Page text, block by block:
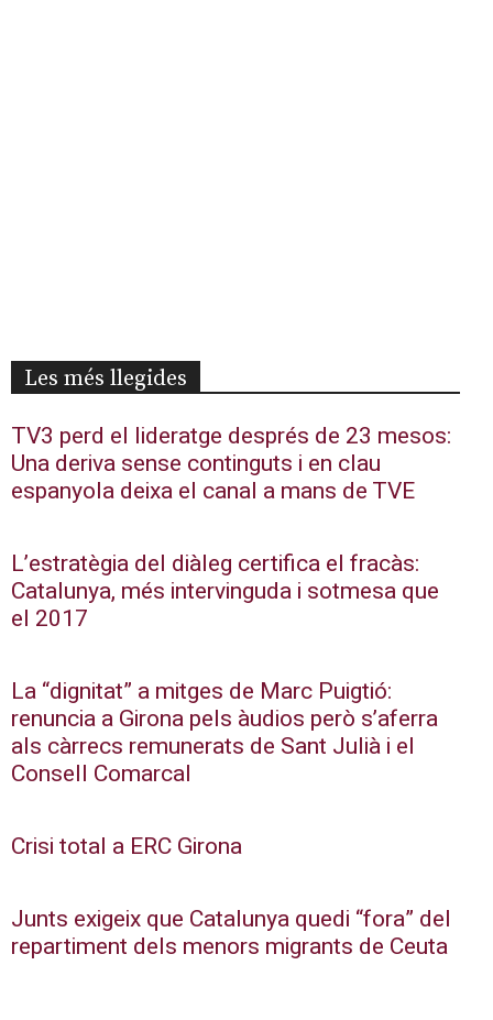
Les més llegides
TV3 perd el lideratge després de 23 mesos:
Una deriva sense continguts i en clau
espanyola deixa el canal a mans de TVE
L’estratègia del diàleg certifica el fracàs:
Catalunya, més intervinguda i sotmesa que
el 2017
La “dignitat” a mitges de Marc Puigtió:
renuncia a Girona pels àudios però s’aferra
als càrrecs remunerats de Sant Julià i el
Consell Comarcal
Crisi total a ERC Girona
Junts exigeix que Catalunya quedi “fora” del
repartiment dels menors migrants de Ceuta